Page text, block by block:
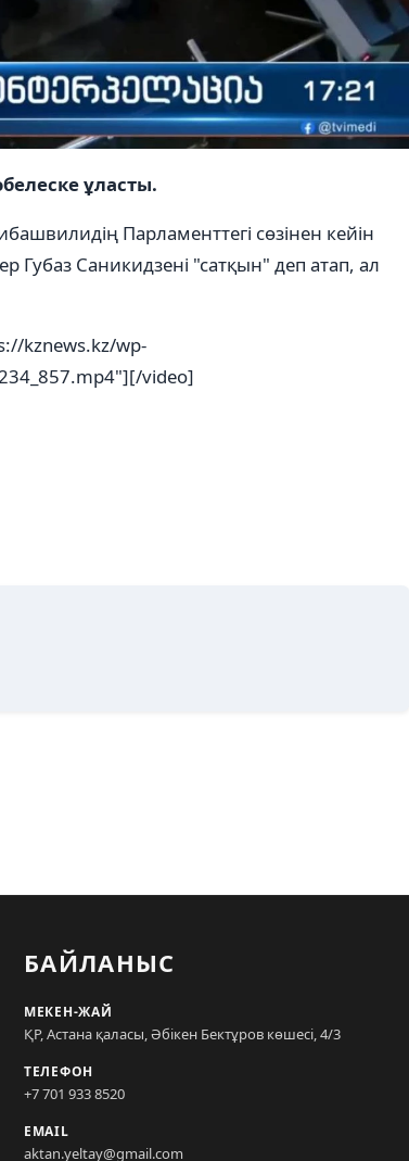
ұласты.
Парламенттегі сөзінен кейін
Саникидзені "сатқын" деп атап, ал
kznews.kz/wp-
video]
БАЙЛАНЫС
МЕКЕН-ЖАЙ
ҚР, Астана қаласы, Әбікен Бектұров көшесі, 4/3
ТЕЛЕФОН
+7 701 933 8520
EMAIL
aktan.yeltay@gmail.com